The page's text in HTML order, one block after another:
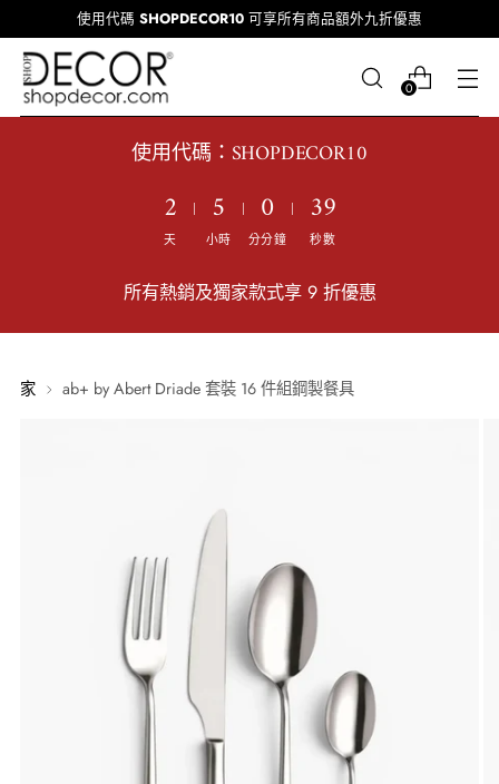
使用代碼 SHOPDECOR10 可享所有商品額外九折優惠
0
使用代碼：SHOPDECOR10
2
天
5
小時
0
分分鐘
38
秒數
所有熱銷及獨家款式享 9 折優惠
家 ab+ by Abert Driade 套裝 16 件組鋼製餐具